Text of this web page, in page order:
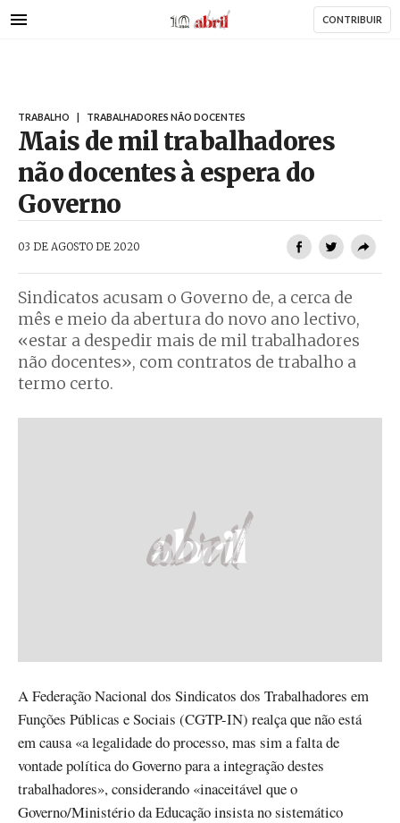
para
AbrilAbril CONTRIBUIR
TRABALHO TRABALHADORES NÃO DOCENTES
Mais de mil trabalhadores
não docentes à espera do
Governo
03 DE AGOSTO DE 2020
Sindicatos acusam o Governo de, a cerca de
mês e meio da abertura do novo ano lectivo,
«estar a despedir mais de mil trabalhadores
não docentes», com contratos de trabalho a
termo certo.
A Federação Nacional dos Sindicatos dos Trabalhadores em
Funções Públicas e Sociais (CGTP-IN) realça que não está
em causa «a legalidade do processo, mas sim a falta de
vontade política do Governo para a integração destes
trabalhadores», considerando «inaceitável que o
Governo/Ministério da Educação insista no sistemático